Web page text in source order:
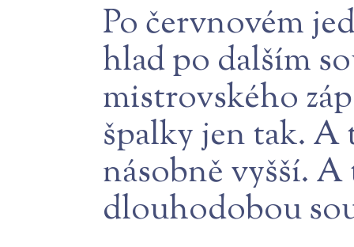
Po červnovém
hlad po dalším
mistrovského
špalky jen tak. A
násobně vyšší.
dlouhodobou